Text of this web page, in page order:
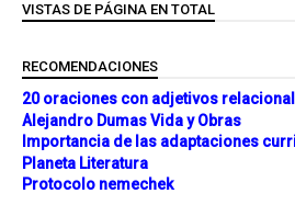
VISTAS DE PÁGINA EN TOTAL
RECOMENDACIONES
20 oraciones con adjetivos
Alejandro Dumas Vida y Obras
Importancia de las adaptaciones
Planeta Literatura
Protocolo nemechek